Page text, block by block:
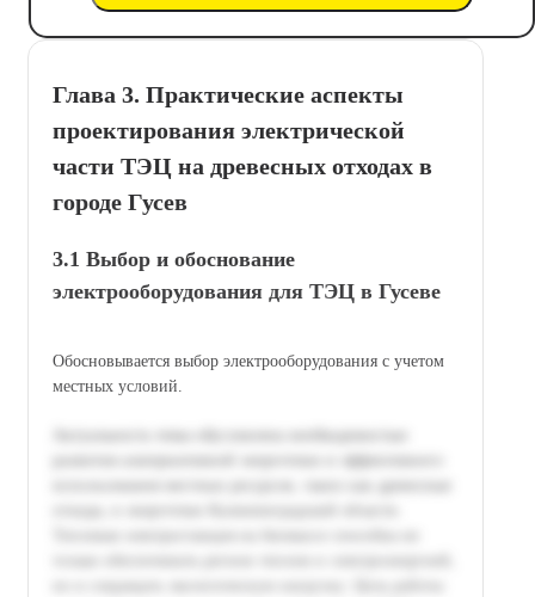
Глава 3. Практические аспекты
проектирования электрической
части ТЭЦ на древесных отходах в
городе Гусев
3.1 Выбор и обоснование
электрооборудования для ТЭЦ в Гусеве
Обосновывается выбор электрооборудования с учетом
местных условий.